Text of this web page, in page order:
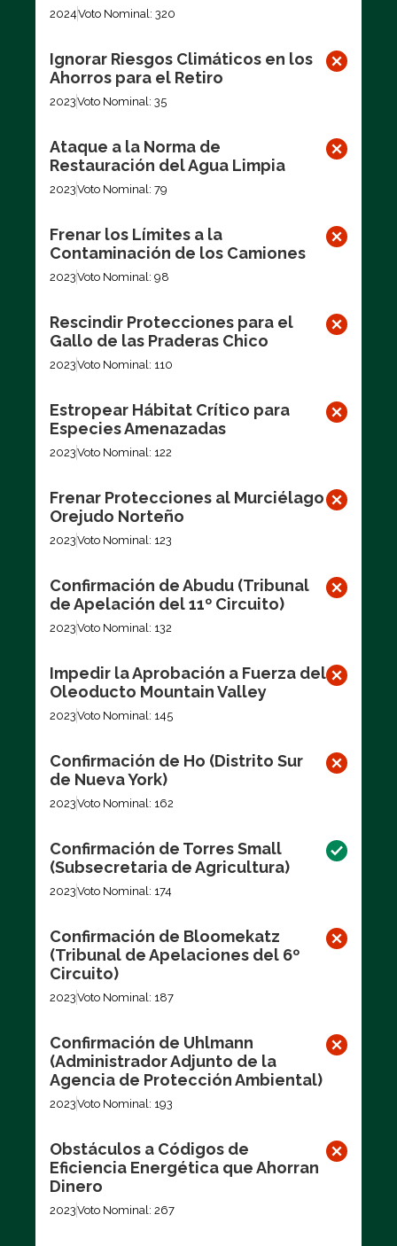
2024Voto Nominal: 320
Ignorar Riesgos Climáticos en los
Ahorros para el Retiro
2023Voto Nominal: 35
Ataque a la Norma de
Restauración del Agua Limpia
2023Voto Nominal: 79
Frenar los Límites a la
Contaminación de los Camiones
2023Voto Nominal: 98
Rescindir Protecciones para el
Gallo de las Praderas Chico
2023Voto Nominal: 110
Estropear Hábitat Crítico para
Especies Amenazadas
2023Voto Nominal: 122
Frenar Protecciones al Murciélago
Orejudo Norteño
2023Voto Nominal: 123
Confirmación de Abudu (Tribunal
de Apelación del 11º Circuito)
2023Voto Nominal: 132
Impedir la Aprobación a Fuerza del
Oleoducto Mountain Valley
2023Voto Nominal: 145
Confirmación de Ho (Distrito Sur
de Nueva York)
2023Voto Nominal: 162
Confirmación de Torres Small
(Subsecretaria de Agricultura)
2023Voto Nominal: 174
Confirmación de Bloomekatz
(Tribunal de Apelaciones del 6º
Circuito)
2023Voto Nominal: 187
Confirmación de Uhlmann
(Administrador Adjunto de la
Agencia de Protección Ambiental)
2023Voto Nominal: 193
Obstáculos a Códigos de
Eficiencia Energética que Ahorran
Dinero
2023Voto Nominal: 267